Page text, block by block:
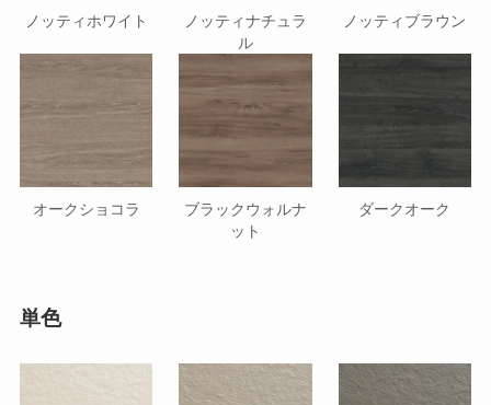
ノッティホワイト
ノッティナチュラ
ル
ノッティブラウン
オークショコラ
ブラックウォルナ
ット
ダークオーク
単色